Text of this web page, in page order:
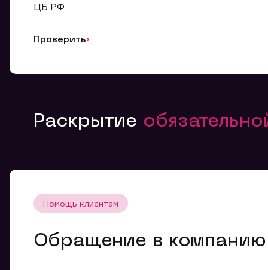
ЦБ РФ
Проверить
Раскрытие
Помощь клиентам
Обращение в компанию